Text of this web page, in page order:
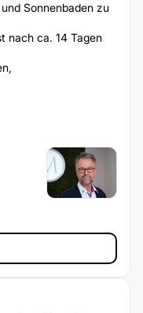
Sonnenbaden zu
nach ca. 14 Tagen